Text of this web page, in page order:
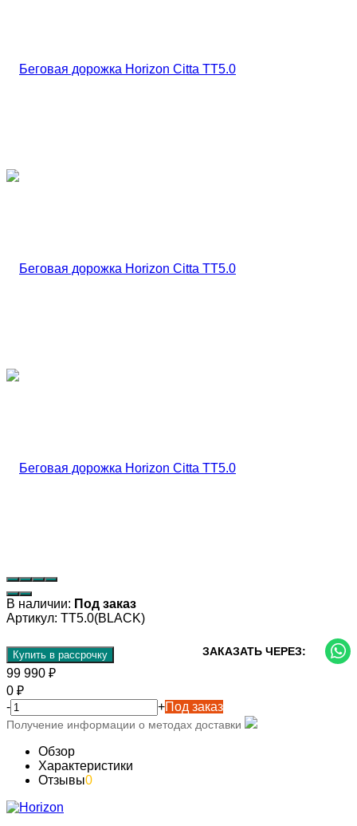
В наличии: Под заказ
Артикул: TT5.0(BLACK)
Купить в рассрочку ЗАКАЗАТЬ ЧЕРЕЗ:
99 990 ₽
0 ₽
-
+Под заказ
Получение информации о методах доставки
Обзор
Характеристики
Отзывы0